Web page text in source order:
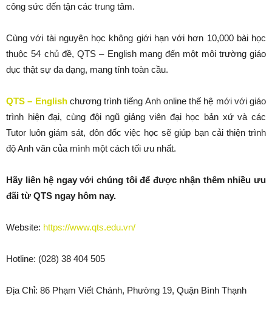
công sức đến tận các trung tâm.
Cùng với tài nguyên học không giới hạn với hơn 10,000 bài học
thuộc 54 chủ đề, QTS – English mang đến một môi trường giáo
dục thật sự đa dạng, mang tính toàn cầu.
QTS – Englishchương trình tiếng Anh online thế hệ mới với giáo
trình hiện đại, cùng đội ngũ giảng viên đại học bản xứ và các
Tutor luôn giám sát, đôn đốc việc học sẽ giúp bạn cải thiện trình
độ Anh văn của mình một cách tối ưu nhất.
Hãy liên hệ ngay với chúng tôi để được nhận thêm nhiều ưu
đãi từ QTS ngay hôm nay.
Website: https://www.qts.edu.vn/
Hotline: (028) 38 404 505
Địa Chỉ: 86 Phạm Viết Chánh, Phường 19, Quận Bình Thạnh